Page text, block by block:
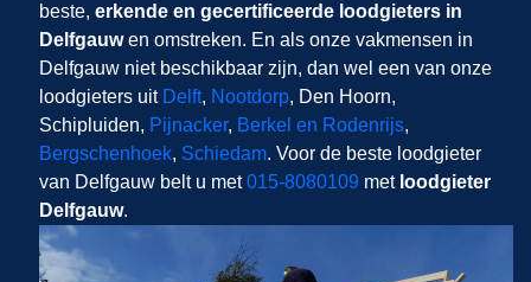
beste, erkende en gecertificeerde loodgieters in
Delfgauwen omstreken. En als onze vakmensen in
Delfgauw niet beschikbaar zijn, dan wel een van onze
loodgieters uit Delft, Nootdorp, Den Hoorn,
Schipluiden, Pijnacker, Berkel en Rodenrijs,
Bergschenhoek, Schiedam. Voor de beste loodgieter
van Delfgauw belt u met015-8080109 met loodgieter
Delfgauw.